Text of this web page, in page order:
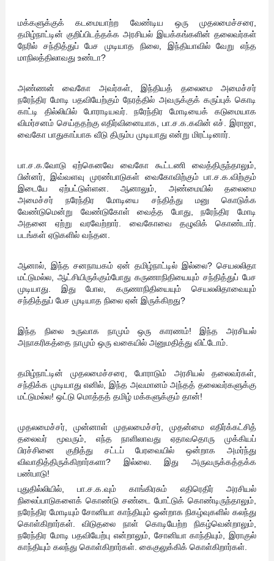
மக்களுக்குக் கடமையாற்ற வேண்டிய ஒரு முதலமைச்சரை,
தமிழ்நாட்டின் குறிப்பிடத்தக்க அரசியல் இயக்கங்களின் தலைவர்கள்
நேரில் சந்தித்துப் பேச முடியாத நிலை, இந்தியாவில் வேறு எந்த
மாநிலத்திலாவது உண்டா?
அண்ணன் வைகோ அவர்கள், இந்தியத் தலைமை அமைச்சர்
நரேந்திர மோடி பதவியேற்கும் நேரத்தில் அவருக்குக் கருப்புக் கொடி
காட்டி தில்லியில் போராடியவர். நரேந்திர மோடியைக் கடுமையாக
விமர்சனம் செய்ததற்கு எதிர்வினையாக, பா.ச.க.கவின் எச். இராஜா,
வைகோ பாதுகாப்பாக வீடு திரும்ப முடியாது என்று மிரட்டினார்.
பா.ச.க.வோடு ஏற்கெனவே வைகோ கூட்டணி வைத்திருந்தாலும்,
பின்னர், இவ்வளவு முரண்பாடுகள் வைகோவிற்கும் பா.ச.க.விற்கும்
இடையே ஏற்பட்டுள்ளன. ஆனாலும், அண்மையில் தலைமை
அமைச்சர் நரேந்திர மோடியை சந்தித்து மனு கொடுக்க
வேண்டுமென்று வேண்டுகோள் வைத்த போது, நரேந்திர மோடி
அதனை ஏற்று வரவேற்றார். வைகோவை தழுவிக் கொண்டார்.
படங்கள் ஏடுகளில் வந்தன.
ஆனால், இந்த சனநாயகம் ஏன் தமிழ்நாட்டில் இல்லை? செயலலிதா
மட்டுமல்ல, ஆட்சியிருக்கும்போது கருணாநிதியையும் சந்தித்துப் பேச
முடியாது. இது போல, கருணாநிதியையும் செயலலிதாவையும்
சந்தித்துப் பேச முடியாத நிலை ஏன் இருக்கிறது?
இந்த நிலை உருவாக நாமும் ஒரு காரணம்! இந்த அரசியல்
அநாகரிகத்தை நாமும் ஒரு வகையில் அனுமதித்து விட்டோம்.
தமிழ்நாட்டின் முதலமைச்சரை, போராடும் அரசியல் தலைவர்கள்,
சந்திக்க முடியாது எனில், இந்த அவமானம் அந்தத் தலைவர்களுக்கு
மட்டுமல்ல! ஒட்டு மொத்தத் தமிழ் மக்களுக்கும் தான்!
முதலமைச்சர், முன்னாள் முதலமைச்சர், முதன்மை எதிர்க்கட்சித்
தலைவர் மூவரும், எந்த நாளிலாவது ஏதாவதொரு முக்கியப்
பிரச்சினை குறித்து சட்டப் பேரவையில் ஒன்றாக அமர்ந்து
விவாதித்திருக்கிறார்களா? இல்லை. இது அருவருக்கத்தக்க
பண்பாடு!
புதுதில்லியில், பா.ச.க.வும் காங்கிரசும் எதிரெதிர் அரசியல்
நிலைப்பாடுகளைக் கொண்டு சண்டை போட்டுக் கொண்டிருந்தாலும்,
நரேந்திர மோடியும் சோனியா காந்தியும் ஒன்றாக நிகழ்வுகளில் கலந்து
கொள்கிறார்கள். விடுதலை நாள் கொடியேற்ற நிகழ்வென்றாலும்,
நரேந்திர மோடி பதவியேற்பு என்றாலும், சோனியா காந்தியும், இராகுல்
காந்தியும் கலந்து கொள்கிறார்கள். கைகுலுக்கிக் கொள்கிறார்கள்.